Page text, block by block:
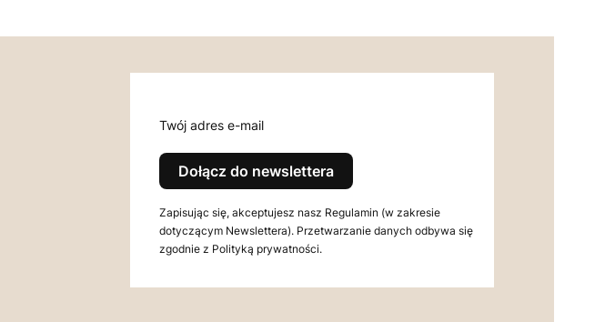
Twój adres e-mail
Dołącz do newslettera
Zapisując się, akceptujesz nasz Regulamin (w zakresie
dotyczącym Newslettera). Przetwarzanie danych odbywa się
zgodnie z Polityką prywatności.